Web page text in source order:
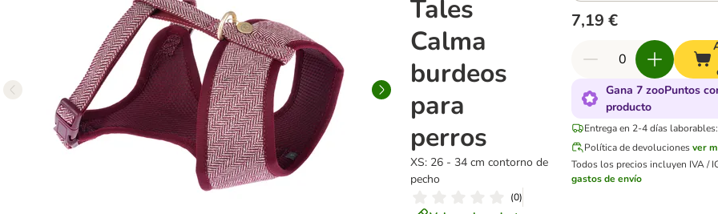
Tales
Calma
burdeos
para
perros
XS: 26 - 34 cm contorno de
pecho
(0)
7,19 €
Gana 7 zooPuntos
producto
Entrega en 2-4 días laborables:
Política de devoluciones ver
Todos los precios incluyen IVA /
gastos de envío